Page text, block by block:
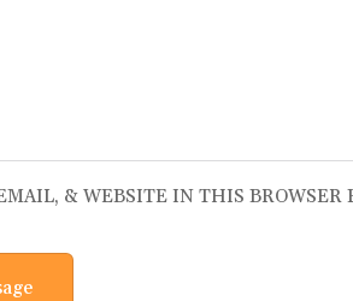
& WEBSITE IN THIS